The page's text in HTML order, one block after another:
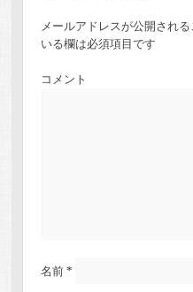
メールアドレスが公開される
いる欄は必須項目です
コメント
名前 *